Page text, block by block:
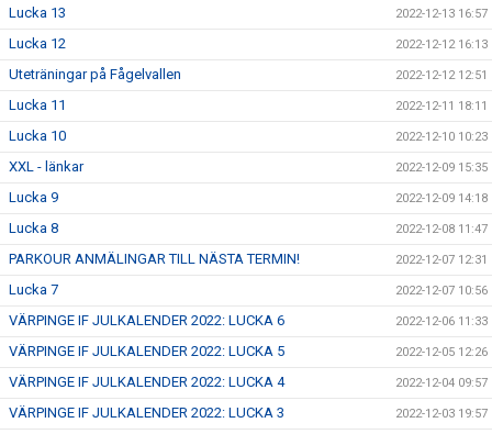
Lucka 13 2022-12-13 16:57
Lucka 12 2022-12-12 16:13
Uteträningar på Fågelvallen 2022-12-12 12:51
Lucka 11 2022-12-11 18:11
Lucka 10 2022-12-10 10:23
XXL - länkar 2022-12-09 15:35
Lucka 9 2022-12-09 14:18
Lucka 8 2022-12-08 11:47
PARKOUR ANMÄLINGAR TILL NÄSTA TERMIN! 2022-12-07 12:31
Lucka 7 2022-12-07 10:56
VÄRPINGE IF JULKALENDER 2022: LUCKA 6 2022-12-06 11:33
VÄRPINGE IF JULKALENDER 2022: LUCKA 5 2022-12-05 12:26
VÄRPINGE IF JULKALENDER 2022: LUCKA 4 2022-12-04 09:57
VÄRPINGE IF JULKALENDER 2022: LUCKA 3 2022-12-03 19:57